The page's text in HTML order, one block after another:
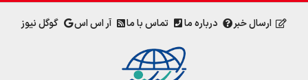
ارسال خبر درباره ما تماس با ما آر اس اس گوگل نیوز